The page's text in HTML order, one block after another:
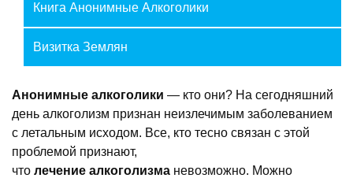
Книга Анонимные Алкоголики
Визитка Землян
Анонимные алкоголики — кто они? На сегодняшний
день алкоголизм признан неизлечимым заболеванием
с летальным исходом. Все, кто тесно связан с этой
проблемой признают,
что лечение алкоголизма невозможно. Можно